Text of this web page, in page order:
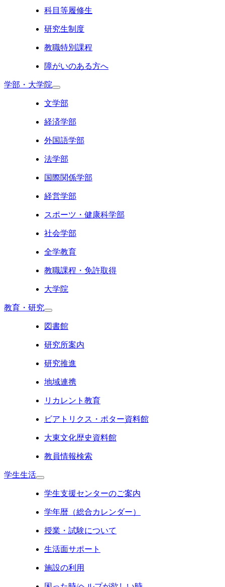
科目等履修生
研究生制度
教職特別課程
障がいのある方へ
学部・大学院
文学部
経済学部
外国語学部
法学部
国際関係学部
経営学部
スポーツ・健康科学部
社会学部
全学教育
教職課程・免許取得
大学院
教育・研究
図書館
研究所案内
研究推進
地域連携
リカレント教育
ビアトリクス・ポター資料館
大東文化歴史資料館
教員情報検索
学生生活
学生支援センターのご案内
学年暦（総合カレンダー）
授業・試験について
生活面サポート
施設の利用